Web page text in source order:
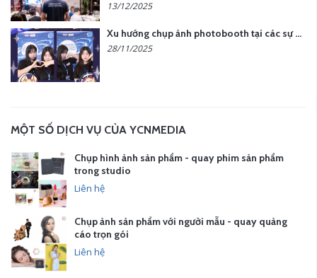
13/12/2025
Xu hướng chụp ảnh photobooth tại các sự kiện hiện nay
28/11/2025
MỘT SỐ DỊCH VỤ CỦA YCNMEDIA
Chụp hình ảnh sản phẩm - quay phim sản phẩm
trong studio
Liên hệ
Chụp ảnh sản phẩm với người mẫu - quay quảng
cáo trọn gói
Liên hệ